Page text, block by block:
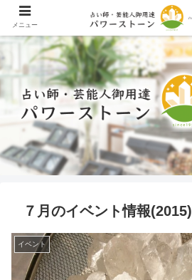
７月のイベント情報(2015)
イベント
メニュー